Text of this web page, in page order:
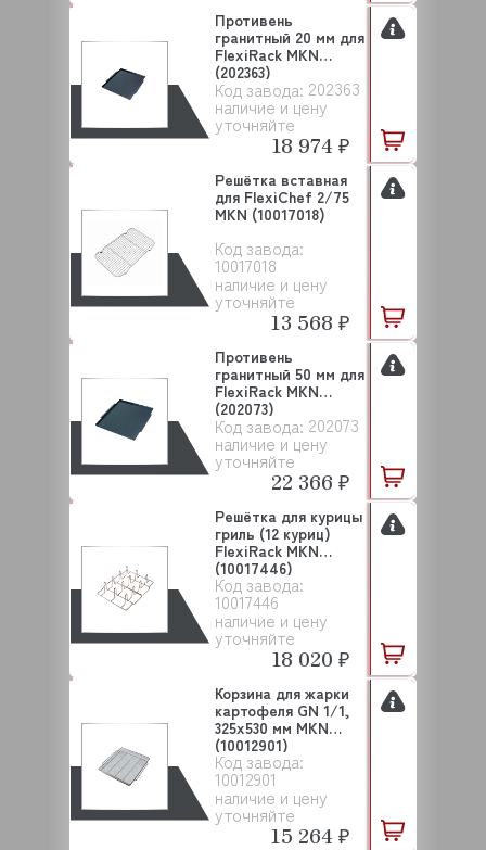
Код завода: 202363
наличие и цену
уточняйте
Противень
гранитный 20 мм для
FlexiRack MKN
(202363)
18 974 ₽
Код завода:
10017018
наличие и цену
уточняйте
Решётка вставная
для FlexiChef 2/75
MKN (10017018)
13 568 ₽
Код завода: 202073
наличие и цену
уточняйте
Противень
гранитный 50 мм для
FlexiRack MKN
(202073)
22 366 ₽
Код завода:
10017446
наличие и цену
уточняйте
Решётка для курицы
гриль (12 куриц)
FlexiRack MKN
(10017446)
18 020 ₽
Код завода:
10012901
наличие и цену
уточняйте
Корзина для жарки
картофеля GN 1/1,
325x530 мм MKN
(10012901)
15 264 ₽